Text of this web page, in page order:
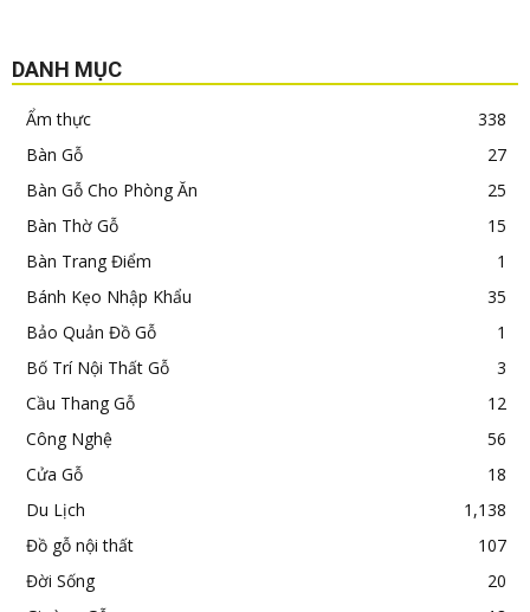
DANH MỤC
Ẩm thực
338
Bàn Gỗ
27
Bàn Gỗ Cho Phòng Ăn
25
Bàn Thờ Gỗ
15
Bàn Trang Điểm
1
Bánh Kẹo Nhập Khẩu
35
Bảo Quản Đồ Gỗ
1
Bố Trí Nội Thất Gỗ
3
Cầu Thang Gỗ
12
Công Nghệ
56
Cửa Gỗ
18
Du Lịch
1,138
Đồ gỗ nội thất
107
Đời Sống
20